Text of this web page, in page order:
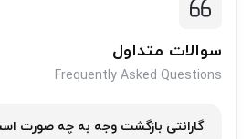
سوالات متداول
Frequently Asked Questions
گارانتی بازگشت وجه به چه صورت